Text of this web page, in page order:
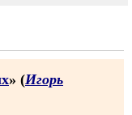
» (Игорь